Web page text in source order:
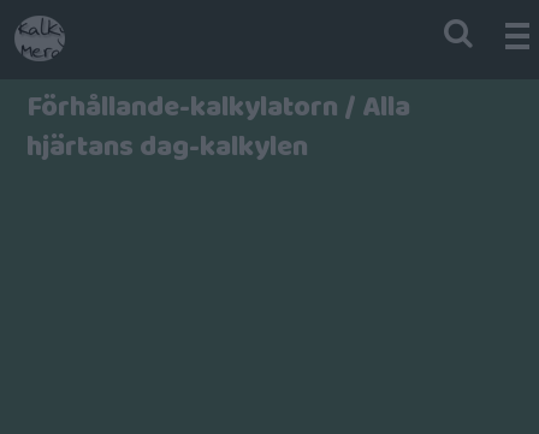
Förhållande-kalkylatorn / Alla
hjärtans dag-kalkylen